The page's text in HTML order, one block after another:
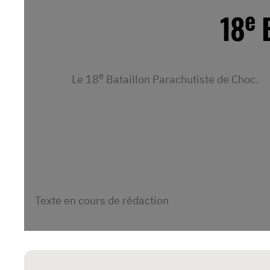
18e
Le 18eBataillon Parachutiste de Choc.
Texte en cours de rédaction